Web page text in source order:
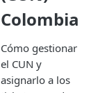
Colombia
Cómo gestionar
el CUN y
asignarlo a los